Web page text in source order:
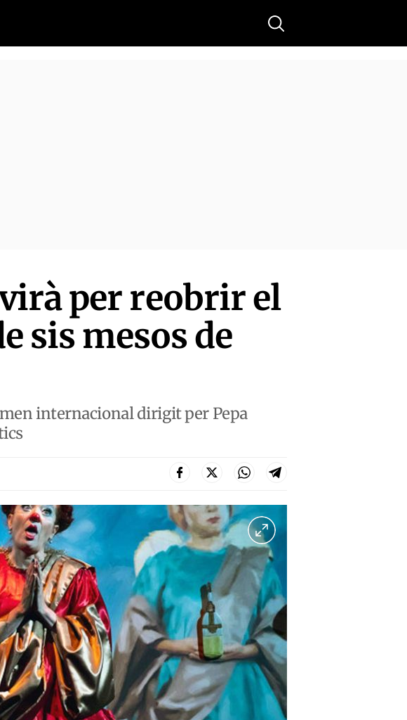
Buscar
per reobrir el
sis mesos de
internacional dirigit per Pepa